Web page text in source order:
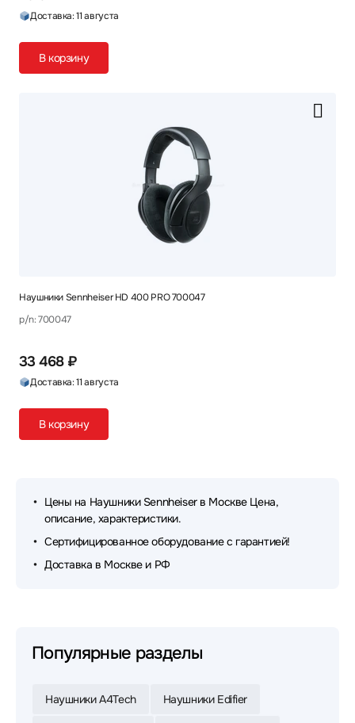
Доставка: 11 августа
В корзину
Наушники Sennheiser HD 400 PRO 700047
p/n: 700047
33 468 ₽
Доставка: 11 августа
В корзину
Цены на Наушники Sennheiser в Москве Цена,
описание, характеристики.
Сертифицированное оборудование с гарантией!
Доставка в Москве и РФ
Популярные разделы
Наушники A4Tech Наушники Edifier